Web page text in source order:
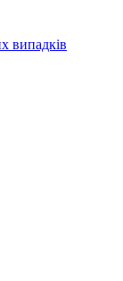
випадків